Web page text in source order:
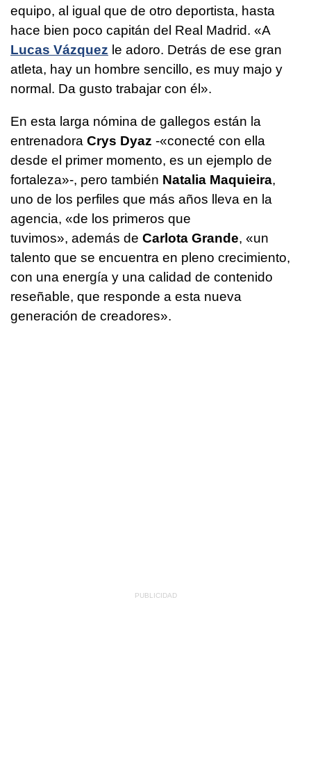
equipo, al igual que de otro deportista, hasta
hace bien poco capitán del Real Madrid. «A
Lucas Vázquez le adoro. Detrás de ese gran
atleta, hay un hombre sencillo, es muy majo y
normal. Da gusto trabajar con él».
En esta larga nómina de gallegos están la
entrenadora Crys Dyaz -«conecté con ella
desde el primer momento, es un ejemplo de
fortaleza»-, pero también Natalia Maquieira,
uno de los perfiles que más años lleva en la
agencia, «de los primeros que
tuvimos», además de Carlota Grande, «un
talento que se encuentra en pleno crecimiento,
con una energía y una calidad de contenido
reseñable, que responde a esta nueva
generación de creadores».